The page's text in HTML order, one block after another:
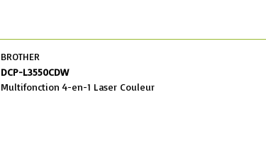
BROTHER
DCP-L3550CDW
Multifonction 4-en-1 Laser Couleur